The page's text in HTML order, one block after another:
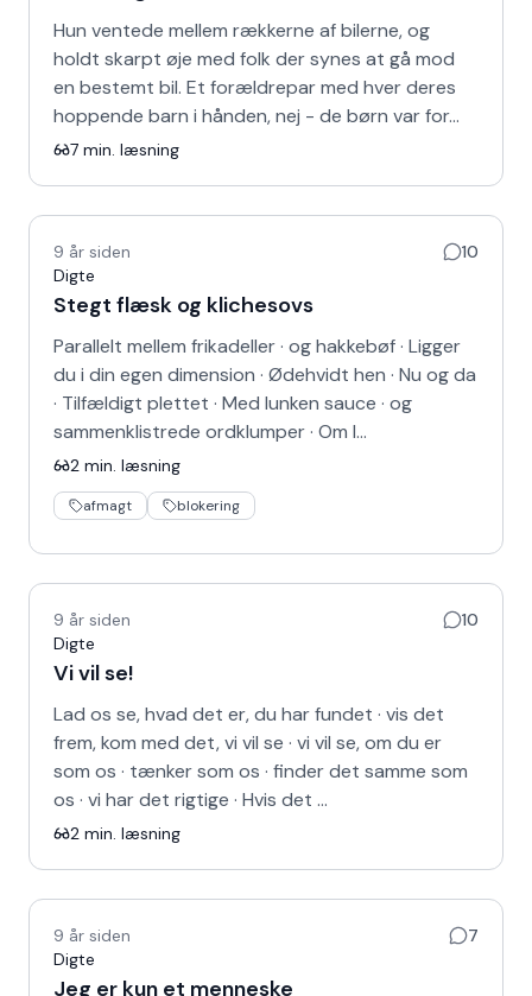
Hun ventede mellem rækkerne af bilerne, og
holdt skarpt øje med folk der synes at gå mod
en bestemt bil. Et forældrepar med hver deres
hoppende barn i hånden, nej - de børn var for…
7 min. læsning
9 år siden
10
Digte
Stegt flæsk og klichesovs
Parallelt mellem frikadeller · og hakkebøf · Ligger
du i din egen dimension · Ødehvidt hen · Nu og da
· Tilfældigt plettet · Med lunken sauce · og
sammenklistrede ordklumper · Om l…
2 min. læsning
afmagt blokering
9 år siden
10
Digte
Vi vil se!
Lad os se, hvad det er, du har fundet · vis det
frem, kom med det, vi vil se · vi vil se, om du er
som os · tænker som os · finder det samme som
os · vi har det rigtige · Hvis det …
2 min. læsning
9 år siden
7
Digte
Jeg er kun et menneske